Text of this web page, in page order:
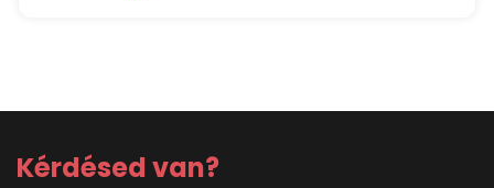
Kérdésed van?